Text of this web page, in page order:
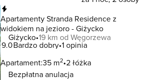
Apartamenty Stranda Residence z
widokiem na jezioro - Giżycko
Giżycko 19 km od Węgorzewa
9.0Bardzo dobry 1 opinia
Apartament:35 m2 2 łóżka
Bezpłatna anulacja